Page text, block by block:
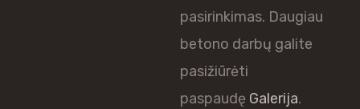
pasirinkimas. Daugiau
betono darbų galite
pasižiūrėti
paspaudę Galerija.